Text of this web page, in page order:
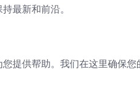
最新和前沿。
提供帮助。我们在这里确保您